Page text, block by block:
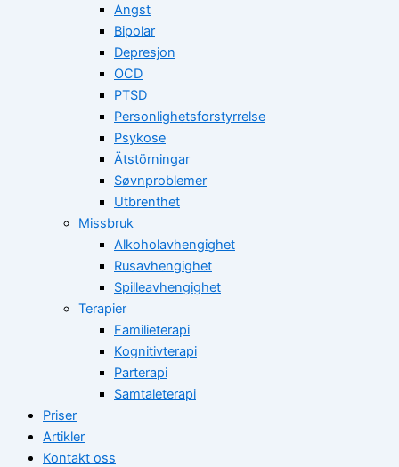
Angst
Bipolar
Depresjon
OCD
PTSD
Personlighetsforstyrrelse
Psykose
Ätstörningar
Søvnproblemer
Utbrenthet
Missbruk
Alkoholavhengighet
Rusavhengighet
Spilleavhengighet
Terapier
Familieterapi
Kognitivterapi
Parterapi
Samtaleterapi
Priser
Artikler
Kontakt oss